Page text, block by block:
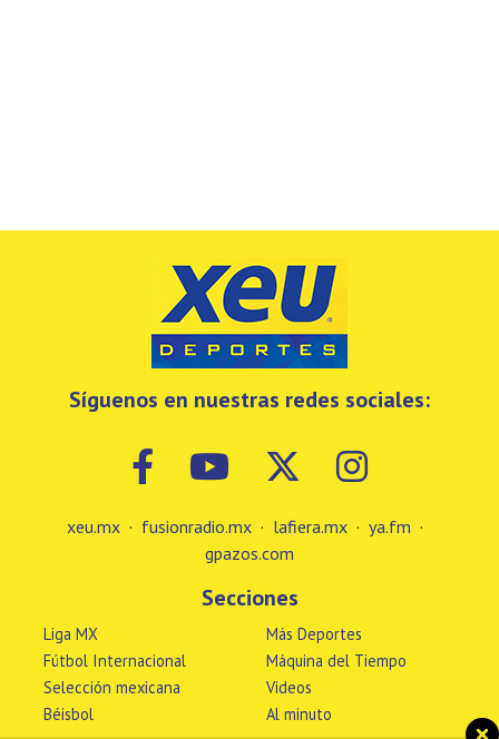
Síguenos en nuestras redes sociales:
xeu.mx · fusionradio.mx · lafiera.mx · ya.fm ·
gpazos.com
Secciones
Liga MX
Fútbol Internacional
Selección mexicana
Béisbol
Más Deportes
Máquina del Tiempo
Videos
Al minuto